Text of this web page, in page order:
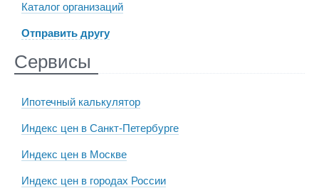
Каталог организаций
Отправить другу
Сервисы
Ипотечный калькулятор
Индекс цен в Санкт-Петербурге
Индекс цен в Москве
Индекс цен в городах России